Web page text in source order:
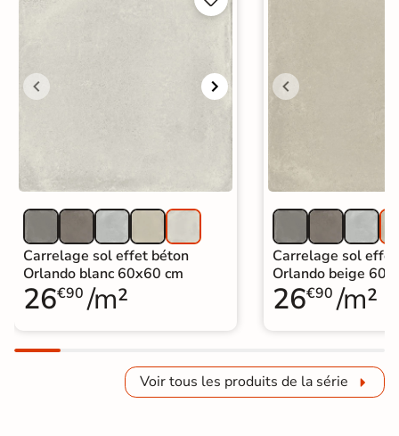
Carrelage sol effet béton
Orlando blanc 60x60 cm
26€90 /m²
Carrelage sol
Orlando beige
26€90 /m²
Voir tous les produits de la série